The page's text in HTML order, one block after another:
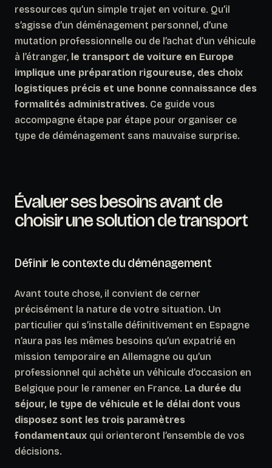
ressources qu’un simple trajet en voiture. Qu’il
s’agisse d’un déménagement personnel, d’une
mutation professionnelle ou de l’achat d’un véhicule
à l’étranger, le transport de voiture en Europe
implique une préparation rigoureuse, des choix
logistiques précis et une bonne connaissance des
formalités administratives. Ce guide vous
accompagne étape par étape pour organiser ce
type de déménagement sans mauvaise surprise.
Évaluer ses besoins avant de
choisir une solution de transport
Définir le contexte du déménagement
Avant toute chose, il convient de cerner
précisément la nature de votre situation. Un
particulier qui s’installe définitivement en Espagne
n’aura pas les mêmes besoins qu’un expatrié en
mission temporaire en Allemagne ou qu’un
professionnel qui achète un véhicule d’occasion en
Belgique pour le ramener en France. La durée du
séjour, le type de véhicule et le délai dont vous
disposez sont les trois paramètres
fondamentaux qui orienteront l’ensemble de vos
décisions.